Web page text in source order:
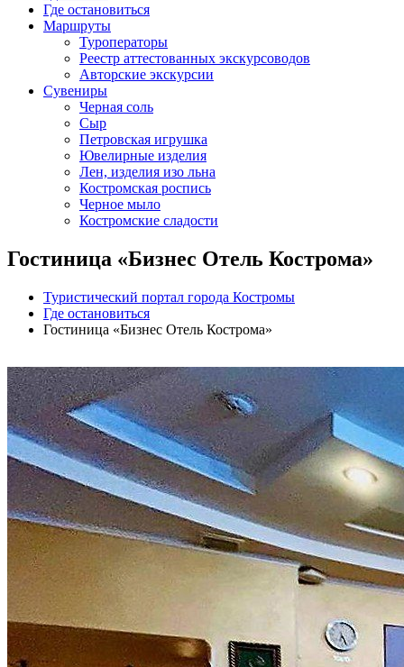
Где остановиться
Маршруты
Туроператоры
Реестр аттестованных экскурсоводов
Авторские экскурсии
Сувениры
Черная соль
Сыр
Петровская игрушка
Ювелирные изделия
Лен, изделия изо льна
Костромская роспись
Черное мыло
Костромские сладости
Гостиница «Бизнес Отель Кострома»
Туристический портал города Костромы
Где остановиться
Гостиница «Бизнес Отель Кострома»